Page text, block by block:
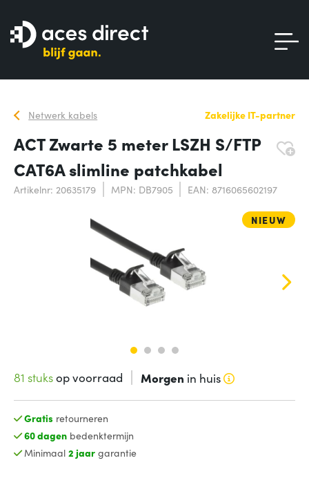
Netwerk kabels Zakelijke IT-partner
ACT Zwarte 5 meter LSZH S/FTP
CAT6A slimline patchkabel
Artikelnr: 20635179 MPN: DB7905 EAN: 8716065602197
NIEUW
81 stuksop voorraad Morgen in huis
Gratis retourneren
60 dagenbedenktermijn
Minimaal 2 jaargarantie